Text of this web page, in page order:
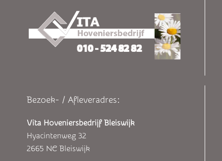
Bezoek- / Afleveradres:
Vita Hoveniersbedrijf Bleiswijk
Hyacintenweg 32
2665 NC Bleiswijk